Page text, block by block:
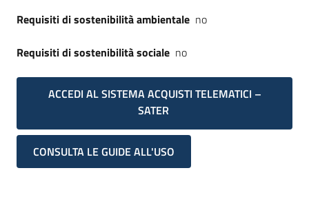
Requisiti di sostenibilità ambientale no
Requisiti di sostenibilità sociale no
ACCEDI AL SISTEMA ACQUISTI TELEMATICI –
SATER
CONSULTA LE GUIDE ALL'USO